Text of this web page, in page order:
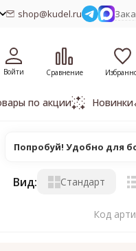
shop@kudel.ru
Войти Сравнение
по акции Новинки
Вид: Стандарт
Код
Попробуй! Удобно для